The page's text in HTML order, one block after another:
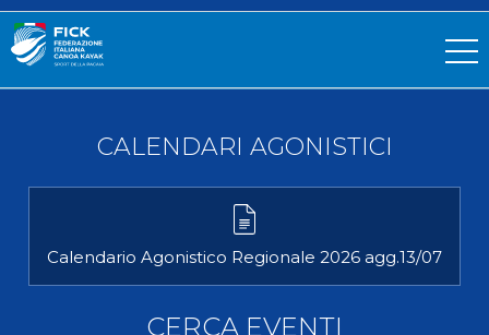
CALENDARI AGONISTICI
Calendario Agonistico Regionale 2026 agg.13/07
CERCA EVENTI